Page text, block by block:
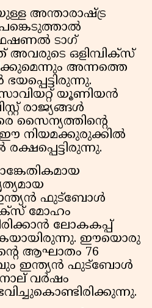
അന്താരാഷ്ട്ര
ടാഗ്
അവരുടെ ഒളിമ്പിക്സ്
അന്നത്തെ
യൂണിയൻ
രാജ്യങ്ങൾ
സൈന്യത്തിന്റെ
ഈ നിയമക്കുരുക്കിൽ
ഇന്ത്യൻ ഫുട്ബോൾ
മോഹം
ലോകകപ്പ്
ഈയൊരു
ആഘാതം 76
ഇന്ത്യൻ ഫുട്ബോൾ
വർഷം